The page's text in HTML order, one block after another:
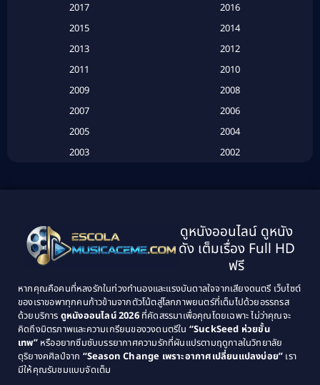
Based on a True Story เรื่องจริง (20)
Classic หนังคลาสสิก(25)
Classic หนังคลาสสิก(134)
Classic หนังคลาสสิก(21)
Comedy ตลก(515)
Comedy ตลก(46)
2017
2016
2015
2014
2013
2012
2011
2010
2009
2008
2007
2006
2005
2004
2003
2002
1995
1994
1993
1992
1989
1988
1987
1986
1985
1984
1983
1982
ดูหนังออนไลน์ ดูหนัง
ดัง เต็มเรื่อง Full HD
ฟรี
หากคุณคือคนที่หลงรักในท่วงทำนองและแรงบันดาลใจจากเสียงดนตรี เว็บไซต์
ของเราขอพาทุกคนก้าวข้ามจากตัวโน้ตสู่โลกภาพยนตร์ที่เต็มไปด้วยอรรถรส
ด้วยบริการ ดูหนังออนไลน์ 2026ที่คัดสรรมาเพื่อคุณโดยเฉพาะ ไม่ว่าคุณจะ
คิดถึงมิตรภาพและความเกรียนของวงดนตรีใน “SuckSeed ห่วยขั้น
เทพ”หรืออยากซึมซับบรรยากาศความรักที่ผันแปรตามฤดูกาลในวิทยาลัย
ดุริยางคศิลป์จาก “Season Change เพราะอากาศเปลี่ยนแปลงบ่อย” เรา
มีให้คุณรับชมแบบจัดเต็ม